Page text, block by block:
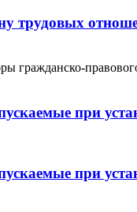
трудовых
гражданско-
при
при